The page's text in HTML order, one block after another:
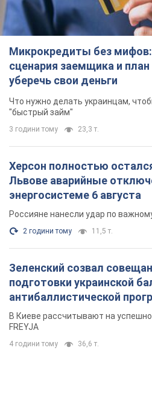
Микрокредиты без
сценария заемщика и
уберечь свои деньги
Что нужно делать украинцам,
"быстрый займ"
3 години тому 23,3 т.
Херсон полностью
Львове аварийные
энергосистеме 6 августа
Россияне нанесли удар по
2 години тому 11,5 т.
Зеленский созвал
подготовки украинской
антибаллистической
решения готовятся
В Киеве рассчитывают на
FREYJA
4 години тому 36,6 т.